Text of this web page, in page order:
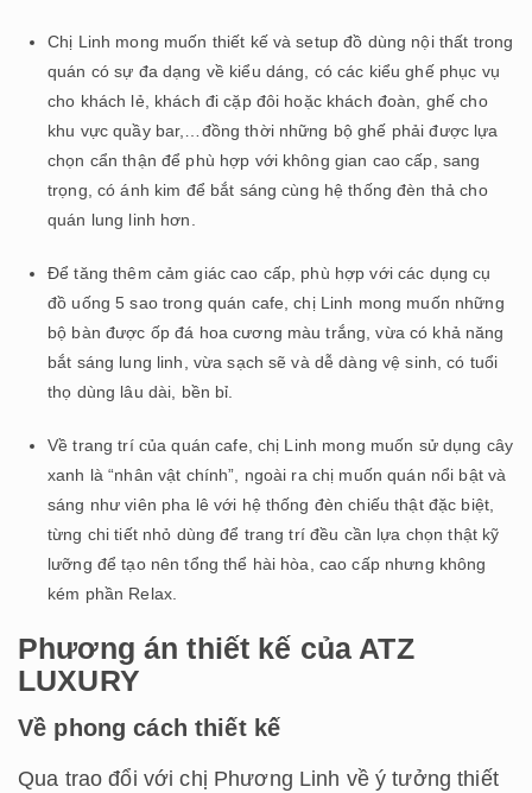
Chị Linh mong muốn thiết kế và setup đồ dùng nội thất trong
quán có sự đa dạng về kiểu dáng, có các kiểu ghế phục vụ
cho khách lẻ, khách đi cặp đôi hoặc khách đoàn, ghế cho
khu vực quầy bar,…đồng thời những bộ ghế phải được lựa
chọn cẩn thận để phù hợp với không gian cao cấp, sang
trọng, có ánh kim để bắt sáng cùng hệ thống đèn thả cho
quán lung linh hơn.
Để tăng thêm cảm giác cao cấp, phù hợp với các dụng cụ
đồ uống 5 sao trong quán cafe, chị Linh mong muốn những
bộ bàn được ốp đá hoa cương màu trắng, vừa có khả năng
bắt sáng lung linh, vừa sạch sẽ và dễ dàng vệ sinh, có tuổi
thọ dùng lâu dài, bền bỉ.
Về trang trí của quán cafe, chị Linh mong muốn sử dụng cây
xanh là “nhân vật chính”, ngoài ra chị muốn quán nổi bật và
sáng như viên pha lê với hệ thống đèn chiếu thật đặc biệt,
từng chi tiết nhỏ dùng để trang trí đều cần lựa chọn thật kỹ
lưỡng để tạo nên tổng thể hài hòa, cao cấp nhưng không
kém phần Relax.
Phương án thiết kế của ATZ
LUXURY
Về phong cách thiết kế
Qua trao đổi với chị Phương Linh về ý tưởng thiết